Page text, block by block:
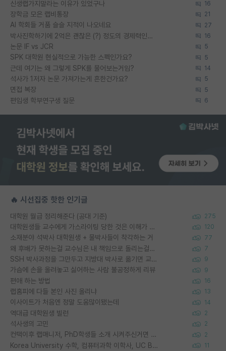
신생랩가지말라는 이유가 있었구나 16
장학금 모은 랩비통장 21
AI 학회들 거품 슬슬 지적이 나오네요 27
박사진학하기에 2억은 괜찮은 (?) 정도의 경제력인가요 16
논문 IF vs JCR 5
SPK 대학원 현실적으로 가능한 스펙인가요? 5
근데 여기는 왜 그렇게 SPK를 물어보는거임? 14
석사가 1저자 논문 가져가는게 흔한건가요? 5
면접 복장 5
편입생 학부연구생 질문 6
🔥 시선집중 핫한 인기글
대학원 월급 정리해준다 (공대 기준) 275
대학원생들 교수에게 가스라이팅 당한 것은 이해가 갑니다. 안타깝네요. 120
소재분야 석박사 대학원생 + 물박사들이 착각하는 거 77
왜 후배가 못하는걸 교수님은 내 책임으로 돌리는걸까요? 7
SSH 박사과정을 그만두고 지방대 박사로 옮기면 교수의 꿈은 끝일까요? 9
가슴에 손을 올려놓고 싫어하는 사람 불공정하게 리뷰 9
편애 하는 방법 16
랩홈피에 다들 본인 사진 올리냐 13
이사이트가 처음엔 정말 도움많이됐는데 14
역대급 대학원생 빌런 2
석사생의 고민 2
컨택이후 랩매니저, PhD학생들 소개 시켜주신거면 거의 컨펌에 가깝나요? 2
Korea University 수학, 컴퓨터과학 이학사, UC Berkeley 산업공학 대학원 공학박사가 되는 것은 쉽지 않겠죠? 11